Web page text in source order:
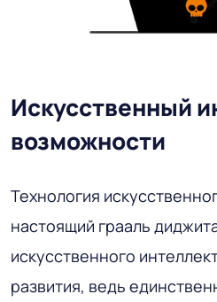
Искусственный
возможности
Технология
настоящий грааль
искусственного
развития, ведь